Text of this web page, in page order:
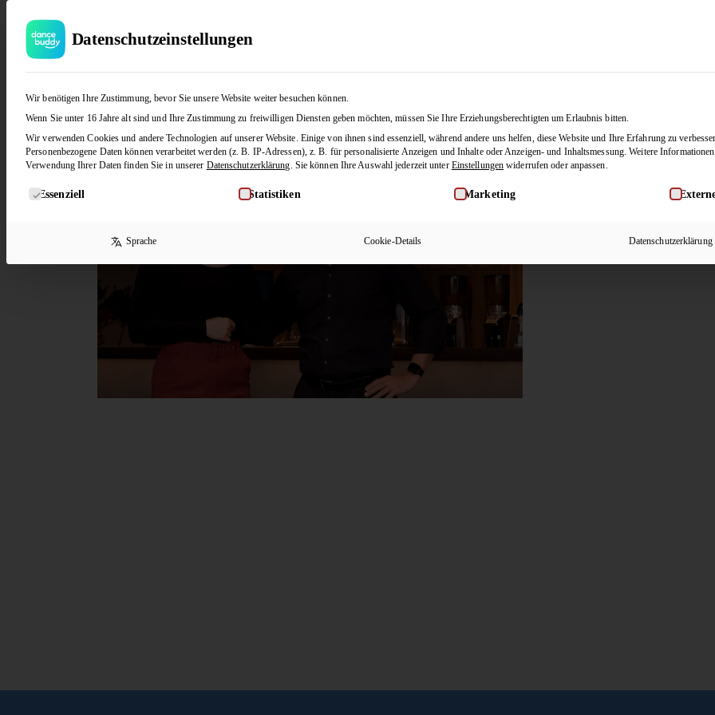
Josi & Jens
Datenschutzeinstellungen
Wir benötigen Ihre Zustimmung, bevor Sie unsere Website weiter besuchen können.
Wenn Sie unter 16 Jahre alt sind und Ihre Zustimmung zu freiwilligen Diensten geben möchten, müssen Sie Ihre Erziehungsberechtigten um Erlaubnis bitten.
Wir verwenden Cookies und andere Technologien auf unserer Website. Einige von ihnen sind essenziell, während andere uns helfen, diese Website und Ihre Erfahrung zu
Personenbezogene Daten können verarbeitet werden (z. B. IP-Adressen), z. B. für personalisierte Anzeigen und Inhalte oder Anzeigen- und Inhaltsmessung. Weitere
Verwendung Ihrer Daten finden Sie in unserer Datenschutzerklärung. Sie können Ihre Auswahl jederzeit unter Einstellungen widerrufen oder anpassen.
Es folgt eine Liste der Service-Gruppen, für die eine Einwilligung erteilt werden kann. Die erste Service-Gruppe ist
Essenziell Statistiken Marketing
Sprache Cookie-Details Datenschutzerklärung